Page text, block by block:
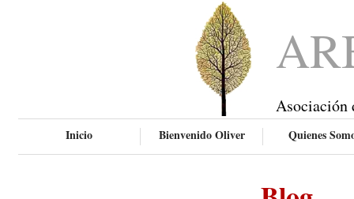
Asociación
Inicio Bienvenido Oliver Quienes